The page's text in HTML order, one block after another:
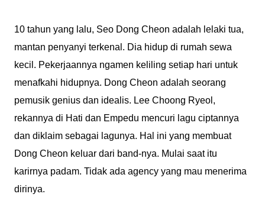
10 tahun yang lalu, Seo Dong Cheon adalah lelaki tua,
mantan penyanyi terkenal. Dia hidup di rumah sewa
kecil. Pekerjaannya ngamen keliling setiap hari untuk
menafkahi hidupnya. Dong Cheon adalah seorang
pemusik genius dan idealis. Lee Choong Ryeol,
rekannya di Hati dan Empedu mencuri lagu ciptannya
dan diklaim sebagai lagunya. Hal ini yang membuat
Dong Cheon keluar dari band-nya. Mulai saat itu
karirnya padam. Tidak ada agency yang mau menerima
dirinya.